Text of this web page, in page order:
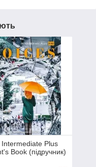
Intermediate Plus
Book (підручник)